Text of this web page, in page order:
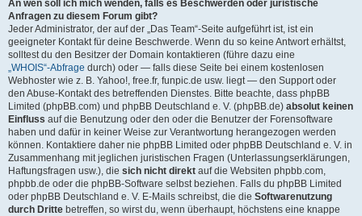
An wen soll ich mich wenden, falls es Beschwerden oder juristische
Anfragen zu diesem Forum gibt?
Jeder Administrator, der auf der „Das Team“-Seite aufgeführt ist, ist ein
geeigneter Kontakt für deine Beschwerde. Wenn du so keine Antwort erhältst,
solltest du den Besitzer der Domain kontaktieren (führe dazu eine
„WHOIS“-Abfrage durch) oder — falls diese Seite bei einem kostenlosen
Webhoster wie z. B. Yahoo!, free.fr, funpic.de usw. liegt — den Support oder
den Abuse-Kontakt des betreffenden Dienstes. Bitte beachte, dass phpBB
Limited (phpBB.com) und phpBB Deutschland e. V. (phpBB.de) absolut keinen
Einfluss auf die Benutzung oder den oder die Benutzer der Forensoftware
haben und dafür in keiner Weise zur Verantwortung herangezogen werden
können. Kontaktiere daher nie phpBB Limited oder phpBB Deutschland e. V. in
Zusammenhang mit jeglichen juristischen Fragen (Unterlassungserklärungen,
Haftungsfragen usw.), die sich nicht direkt auf die Websiten phpbb.com,
phpbb.de oder die phpBB-Software selbst beziehen. Falls du phpBB Limited
oder phpBB Deutschland e. V. E-Mails schreibst, die die Softwarenutzung
durch Dritte betreffen, so wirst du, wenn überhaupt, höchstens eine knappe